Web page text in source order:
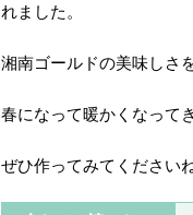
れました。
湘南ゴールドの美味しさ
春になって暖かくなって
ぜひ作ってみてくださいね